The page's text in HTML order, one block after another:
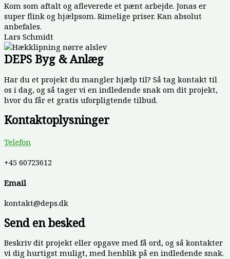
Kom som aftalt og afleverede et pænt arbejde. Jonas er
super flink og hjælpsom. Rimelige priser. Kan absolut
anbefales.
Lars Schmidt
DEPS Byg & Anlæg
Har du et projekt du mangler hjælp til? Så tag kontakt til
os i dag, og så tager vi en indledende snak om dit projekt,
hvor du får et gratis uforpligtende tilbud.
Kontaktoplysninger
Telefon
+45 60723612
Email
kontakt@deps.dk
Send en besked
Beskriv dit projekt eller opgave med få ord, og så kontakter
vi dig hurtigst muligt, med henblik på en indledende snak.